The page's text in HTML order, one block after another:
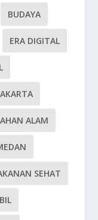
BUDAYA
ERA DIGITAL
ALAM
SEHAT